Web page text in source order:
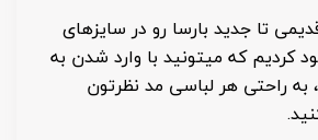
تا جدید بارسا رو در سایزهای
کردیم که میتونید با وارد شدن به
به راحتی هر لباسی مد نظرتون